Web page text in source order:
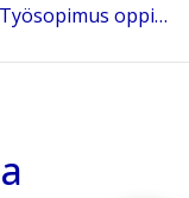
Työsopimus oppilas/työnantaja